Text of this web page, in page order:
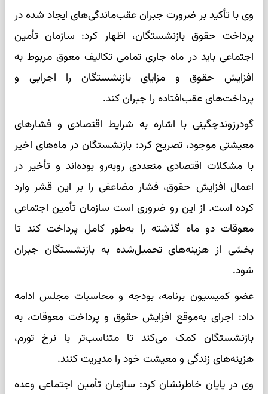
وی با تأکید بر ضرورت جبران عقب‌ماندگی‌های ایجاد شده در
پرداخت حقوق بازنشستگان، اظهار کرد: سازمان تأمین
اجتماعی باید در ماه جاری تمامی تکالیف معوق مربوط به
افزایش حقوق و مزایای بازنشستگان را اجرایی و
پرداخت‌های عقب‌افتاده را جبران کند.
گودرزوندچگینی با اشاره به شرایط اقتصادی و فشار‌های
معیشتی موجود، تصریح کرد: بازنشستگان در ماه‌های اخیر
با مشکلات اقتصادی متعددی روبه‌رو بوده‌اند و تأخیر در
اعمال افزایش حقوق، فشار مضاعفی را بر این قشر وارد
کرده است. از این رو ضروری است سازمان تأمین اجتماعی
معوقات دو ماه گذشته را به‌طور کامل پرداخت کند تا
بخشی از هزینه‌های تحمیل‌شده به بازنشستگان جبران
شود.
عضو کمیسیون برنامه، بودجه و محاسبات مجلس ادامه
داد: اجرای به‌موقع افزایش حقوق و پرداخت معوقات، به
بازنشستگان کمک می‌کند تا متناسب‌تر با نرخ تورم،
هزینه‌های زندگی و معیشت خود را مدیریت کنند.
وی در پایان خاطرنشان کرد: سازمان تأمین اجتماعی وعده